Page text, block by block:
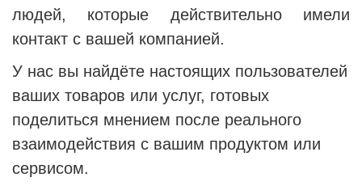
людей, которые действительно имели
контакт с вашей компанией.
У нас вы найдёте настоящих пользователей
ваших товаров или услуг, готовых
поделиться мнением после реального
взаимодействия с вашим продуктом или
сервисом.